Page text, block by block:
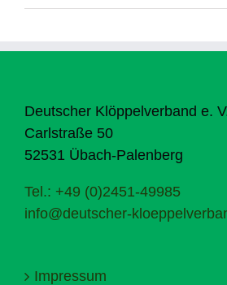
Deutscher Klöppelverband e.
Carlstraße 50
52531 Übach-Palenberg
Tel.: +49 (0)2451-49985
info@deutscher-
Impressum